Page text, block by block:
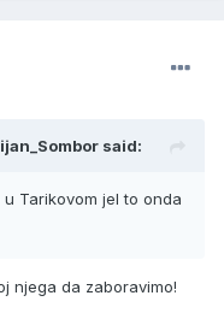
said:
Tarikovom jel to onda
njega da zaboravimo!